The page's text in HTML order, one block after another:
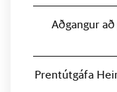
Aðgangur
Prentútgáfa